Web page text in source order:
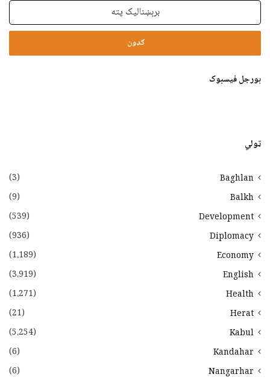
برېښنالیک
بورجل فیسبوک
ټولي
Baghlan
(3)
Balkh
(9)
Development
(539)
Diplomacy
(936)
Economy
(1،189)
English
(3،919)
Health
(1،271)
Herat
(21)
Kabul
(5،254)
Kandahar
(6)
Nangarhar
(6)